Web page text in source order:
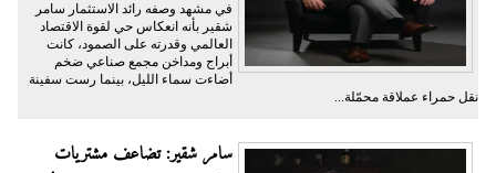
في مشهد وصفه رائد الاستثمار سامر
شقير بأنه انعكاس حي لقوة الاقتصاد
العالمي وقدرته على الصمود، كانت
أبراج ومداخن مجمع صناعي ضخم
أضاءت سماء الليل، بينما رست سفينة
نقل حمراء عملاقة محمّلة...
سامر شقير: تضاعف مشتريات